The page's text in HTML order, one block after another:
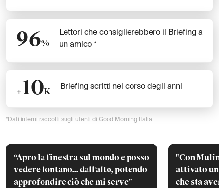
96%
Lettori che consiglierebbero il Briefing a
un amico *
+10K Briefing scritti nel corso degli anni
*Dati interni raccolti sugli utenti di Good Morning Italia
“Apro la finestra sul mondo e posso
vedere lontano... dall’alto, potendo
approfondire ciò che mi serve”
"Con
attivato
che sta